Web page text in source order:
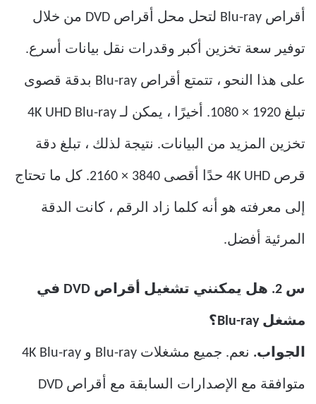
أقراص Blu-ray لتحل محل أقراص DVD من خلال
توفير سعة تخزين أكبر وقدرات نقل بيانات أسرع.
على هذا النحو ، تتمتع أقراص Blu-ray بدقة قصوى
تبلغ 1920 × 1080. أخيرًا ، يمكن لـ 4K UHD Blu-ray
تخزين المزيد من البيانات. نتيجة لذلك ، تبلغ دقة
قرص 4K UHD حدًا أقصى 3840 × 2160. كل ما تحتاج
إلى معرفته هو أنه كلما زاد الرقم ، كانت الدقة
المرئية أفضل.
س 2. هل يمكنني تشغيل أقراص DVD في
مشغل Blu-ray؟
الجواب. نعم. جميع مشغلات Blu-ray و 4K Blu-ray
متوافقة مع الإصدارات السابقة مع أقراص DVD